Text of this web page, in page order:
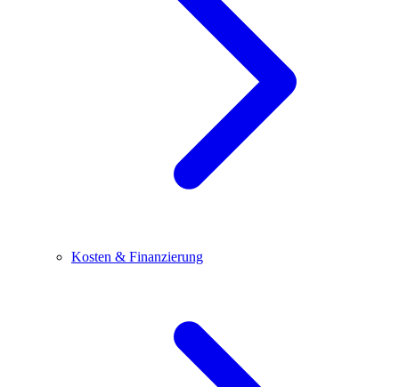
Kosten & Finanzierung